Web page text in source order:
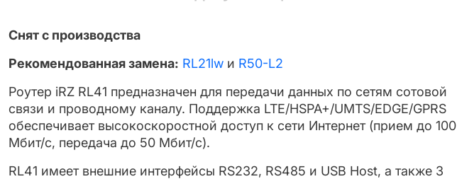
Cнят с производства
Рекомендованная замена: RL21lw и R50-L2
Роутер iRZ RL41 предназначен для передачи данных по сетям сотовой
связи и проводному каналу. Поддержка LTE/HSPA+/UMTS/EDGE/GPRS
обеспечивает высокоскоростной доступ к сети Интернет (прием до 100
Мбит/с, передача до 50 Мбит/с).
RL41 имеет внешние интерфейсы RS232, RS485 и USB Host, а также 3